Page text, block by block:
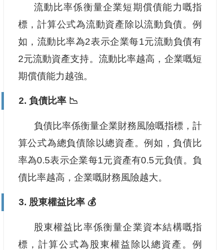
流動比率係衡量企業短期償債能力嘅指
標，計算公式為流動資產除以流動負債。例
如，流動比率為2表示企業每1元流動負債有
2元流動資產支持。流動比率越高，企業嘅短
期償債能力越強。
2. 負債比率 📉
負債比率係衡量企業財務風險嘅指標，計
算公式為總負債除以總資產。例如，負債比
率為0.5表示企業每1元資產有0.5元負債。負
債比率越高，企業嘅財務風險越大。
3. 股東權益比率 💰
股東權益比率係衡量企業資本結構嘅指
標，計算公式為股東權益除以總資產。例